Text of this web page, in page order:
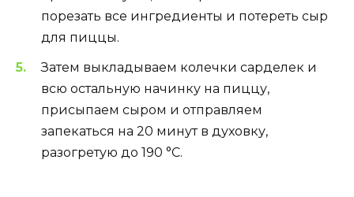
порезать все ингредиенты и потереть сыр
для пиццы.
Затем выкладываем колечки сарделек и
всю остальную начинку на пиццу,
присыпаем сыром и отправляем
запекаться на 20 минут в духовку,
разогретую до 190 °С.